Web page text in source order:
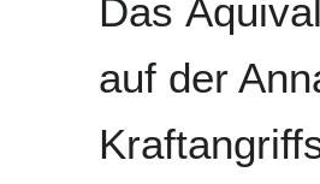
Das
auf der